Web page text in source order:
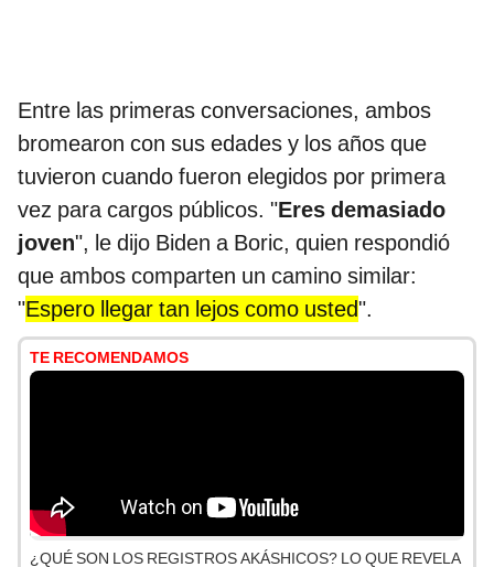
Entre las primeras conversaciones, ambos
bromearon con sus edades y los años que
tuvieron cuando fueron elegidos por primera
vez para cargos públicos. "Eres demasiado
joven", le dijo Biden a Boric, quien respondió
que ambos comparten un camino similar:
"Espero llegar tan lejos como usted".
TE RECOMENDAMOS
¿QUÉ SON LOS REGISTROS AKÁSHICOS? LO QUE REVELA